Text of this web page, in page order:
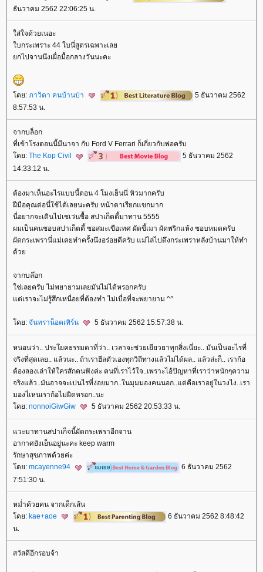
ธันวาคม 2562 22:06:25 น.
ส่ใจด้วยเนอะ
บกระเพราะ 44 ใบนี่สูตรเฉพาะเล
กไปจานนึงเผื่อมื้อกลางวันนะคะ
ดย: ภาวิดา คนบ้านป่า
5 ธันวาคม 2562
8:57:53 น.
จากบล็อก
ที่เข้าโรงตอนนี้มีนาจา กับ Ford V Ferrari ก็เกี่ยวกับพ่อครับ
ดย: The Kop Civil
5 ธันวาคม 2562
14:33:12 น.
ต้องมาเห็นอะไรแบบนี้ตอน 4 โมงเย็นนี่ หิวมากครับ
ฝีมือคุณต่อนี่ใช้ได้เลยนะครับ หน้าตาเรียกแขกมาก
นี่อยากจะเดินไปเซเว่นซื้อ สปาเก็ตตี้มาทาน 5555
ผมเป็นคนชอบสปาเก็ตตี้ ซอสมะเขือเทศ ผัดขี้เมา ผัดพริกแห้ง ชอบหมดครับ
ผัดกระเพรานี่แม่เคยทำครั้งนึงอร่อยดีครับ แม่ไล่ไปดึงกระเพราหลังบ้านมาให้ทำ
ด้ว
จากบล๊อก
ช่เลยครับ ไม่พยายามเลยมันไม่ได้หรอกครับ
ต่เราจะไม่รู้สึกเหนื่อยที่ต้องทำ ไม่เบื่อที่จะพยายาม ^^
ดย: จันทราน็อคเทิร์น 5 ธันวาคม 2562 15:57:38 น.
หนอนว่า.. ประโยคธรรมดาที่ว่า.. เวลาจะช่วยเยียวยาทุกสิ่งเนี่ยะ.. มันเป็นอะไรที่
จริงที่สุดเลย.. แล้วนะ.. ถ้าเราฮีลตัวเองทุกวิถีทางแล้วไม่ได้ผล.. แล้วล่ะก็.. เราก้อ
ต้องลองเล่าให้ใครสักคนฟังค่ะ​ คนที่เราไว้ใจ..เพราะไอ้ปัญหาที่เราว่าหนักๆความ
จริงแล้ว..มันอาจจะเปนไรที่ง่อยมาก..ในมุมมองคนนอก..แต่คือเราอยู่ในวงไง..เรา
มองไ่เหนเราก้อไม่ผิดหรอก..นะ
ดย: nonnoiGiwGiw 5 ธันวาคม 2562 20:53:33 น.
วะมาทานสปาเก็จนี้ผัดกระเพราอีกจาน
อากาศยังเย็นอยู่นะคะ keep warm
รักษาสุขภาพด้วยค่ะ
ดย: mcayenne94
6 ธันวาคม 2562
7:51:30 น.
หม่ำด้วยคน จากเด็กเส้น
ดย: kae+aoe
6 ธันวาคม 2562 8:48:42
น.
สวัสดีอีกรอบจ้า